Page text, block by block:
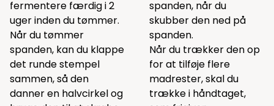
fermentere færdig i 2
uger inden du tømmer.
Når du tømmer
spanden, kan du klappe
det runde stempel
sammen, så den
danner en halvcirkel og
spanden, når du
skubber den ned på
spanden.
Når du trækker den op
for at tilføje flere
madrester, skal du
trække i håndtaget,